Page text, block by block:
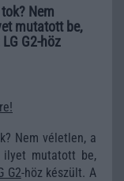
Nem
mutatott be,
G2-höz
Nem véletlen, a
ilyet mutatott be,
G2-höz készült. A